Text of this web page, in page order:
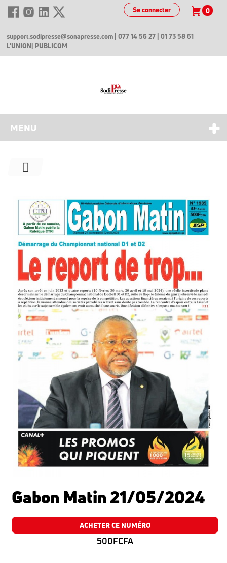
Se connecter 0
support.sodipresse@sonapresse.com | 077 14 56 27 | 01 73 58 61
L'UNION | PUBLICOM
MENU
Gabon Matin 21/05/2024
ACHETER CE NUMÉRO
500FCFA